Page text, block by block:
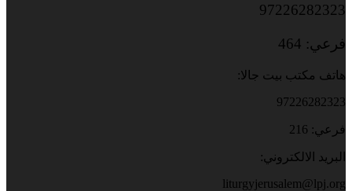
97226282323
فرعي: 464
هاتف مكتب بيت جالا:
97226282323
فرعي: 216
البريد الالكتروني:
liturgyjerusalem@lpj.org